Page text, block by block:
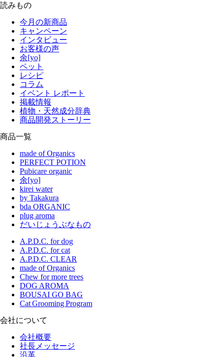
読みもの
今月の新商品
キャンペーン
インタビュー
お客様の声
余[yo]
ペット
レシピ
コラム
イベント レポート
掲載情報
植物・天然成分辞典
商品開発ストーリー
商品一覧
made of Organics
PERFECT POTION
Pubicare organic
余[yo]
kirei water
by Takakura
bda ORGANIC
plug aroma
だいじょうぶなもの
A.P.D.C. for dog
A.P.D.C. for cat
A.P.D.C. CLEAR
made of Organics
Chew for more trees
DOG AROMA
BOUSAI GO BAG
Cat Grooming Program
会社について
会社概要
社長メッセージ
沿革